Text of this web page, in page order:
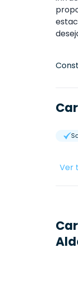
Ver